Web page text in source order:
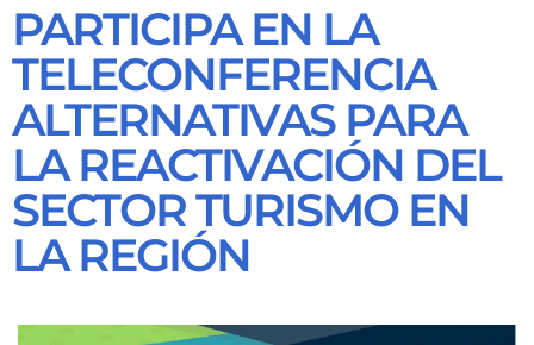
PARTICIPA EN LA
TELECONFERENCIA
ALTERNATIVAS PARA
LA REACTIVACIÓN DEL
SECTOR TURISMO EN
LA REGIÓN